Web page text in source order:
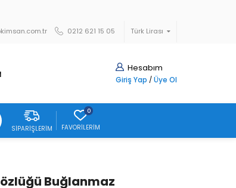
Türk Lirası
0212 621 15 05
Hesabım
Giriş Yap / Üye Ol
SIPARIŞLERIM
0
FAVORILERIM
Buğlanmaz